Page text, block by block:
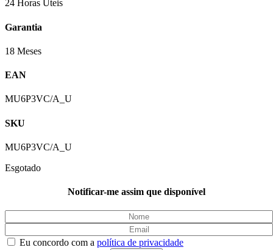
24 Horas Úteis
Garantia
18 Meses
EAN
MU6P3VC/A_U
SKU
MU6P3VC/A_U
Esgotado
Notificar-me assim que disponível
Eu concordo com a política de privacidade